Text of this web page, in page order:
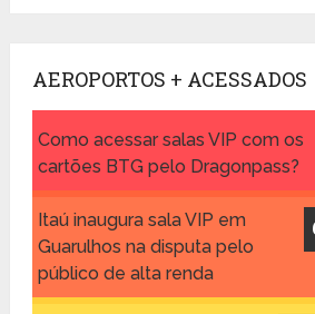
AEROPORTOS + ACESSADOS
Como acessar salas VIP com os
cartões BTG pelo Dragonpass?
Itaú inaugura sala VIP em
Guarulhos na disputa pelo
público de alta renda